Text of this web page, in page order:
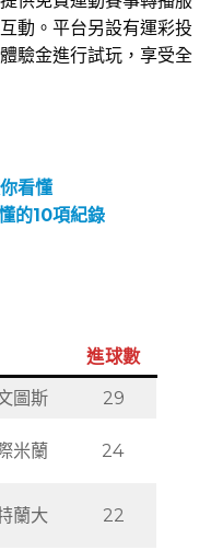
供免費運動賽事轉播服
動。平台另設有運彩投
驗金進行試玩，享受全
看懂
的10項紀錄
進球數
圖斯 29
米蘭 24
蘭大 22